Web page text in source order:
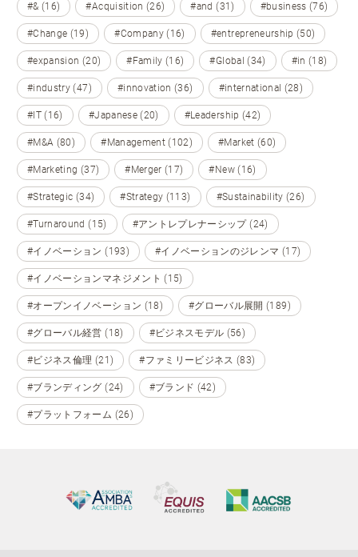
#& (16) #Acquisition (26) #and (31) #business (76)
#Change (19) #Company (16) #entrepreneurship (50)
#expansion (20) #Family (16) #Global (34) #in (18)
#industry (47) #innovation (36) #international (28)
#IT (16) #Japanese (20) #Leadership (42)
#M&A (80) #Management (102) #Market (60)
#Marketing (37) #Merger (17) #New (16)
#Strategic (34) #Strategy (113) #Sustainability (26)
#Turnaround (15) #アントレプレナーシップ (24)
#イノベーション (193) #イノベーションのジレンマ (17)
#イノベーションマネジメント (15)
#オープンイノベーション (18) #グローバル展開 (189)
#グローバル経営 (18) #ビジネスモデル (56)
#ビジネス倫理 (21) #ファミリービジネス (83)
#ブランディング (24) #ブランド (42)
#プラットフォーム (26)